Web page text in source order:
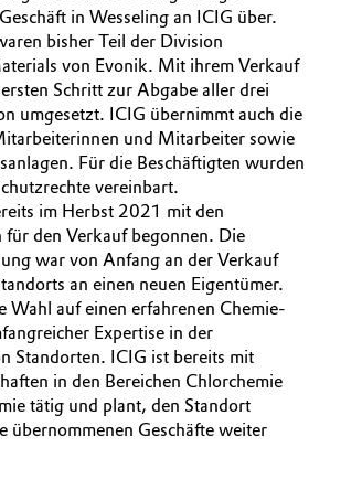
& Printing
& Lifestyle
Telecommunications
& Utilities
Compliance
und Lieferbedingungen
in Wesseling an ICIG über.
bisher Teil der Division
von Evonik. Mit ihrem Verkauf
Schritt zur Abgabe aller drei
umgesetzt. ICIG übernimmt auch die
und Mitarbeiter sowie
Für die Beschäftigten wurden
vereinbart.
im Herbst 2021 mit den
für den Verkauf begonnen. Die
war von Anfang an der Verkauf
an einen neuen Eigentümer.
Wahl auf einen erfahrenen Chemie-
Expertise in der
Standorten. ICIG ist bereits mit
in den Bereichen Chlorchemie
tätig und plant, den Standort
übernommenen Geschäfte weiter